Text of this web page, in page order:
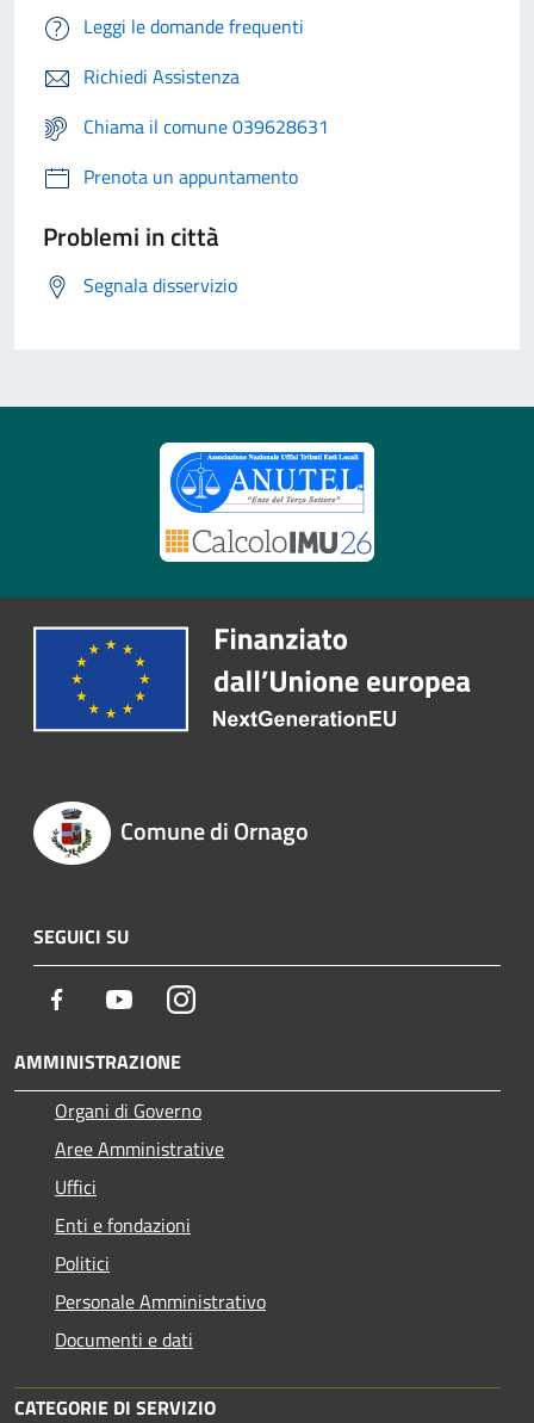
Leggi le domande frequenti
Richiedi Assistenza
Chiama il comune 039628631
Prenota un appuntamento
Problemi in città
Segnala disservizio
Comune di Ornago
SEGUICI SU
Facebook YoutubeInstagram
AMMINISTRAZIONE
Organi di Governo
Aree Amministrative
Uffici
Enti e fondazioni
Politici
Personale Amministrativo
Documenti e dati
CATEGORIE DI SERVIZIO